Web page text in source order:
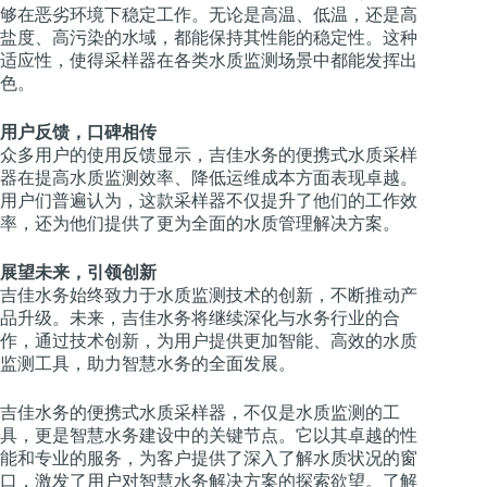
够在恶劣环境下稳定工作。无论是高温、低温，还是高
盐度、高污染的水域，都能保持其性能的稳定性。这种
适应性，使得采样器在各类水质监测场景中都能发挥出
色。
用户反馈，口碑相传
众多用户的使用反馈显示，吉佳水务的便携式水质采样
器在提高水质监测效率、降低运维成本方面表现卓越。
用户们普遍认为，这款采样器不仅提升了他们的工作效
率，还为他们提供了更为全面的水质管理解决方案。
展望未来，引领创新
吉佳水务始终致力于水质监测技术的创新，不断推动产
品升级。未来，吉佳水务将继续深化与水务行业的合
作，通过技术创新，为用户提供更加智能、高效的水质
监测工具，助力智慧水务的全面发展。
吉佳水务的便携式水质采样器，不仅是水质监测的工
具，更是智慧水务建设中的关键节点。它以其卓越的性
能和专业的服务，为客户提供了深入了解水质状况的窗
口，激发了用户对智慧水务解决方案的探索欲望。了解